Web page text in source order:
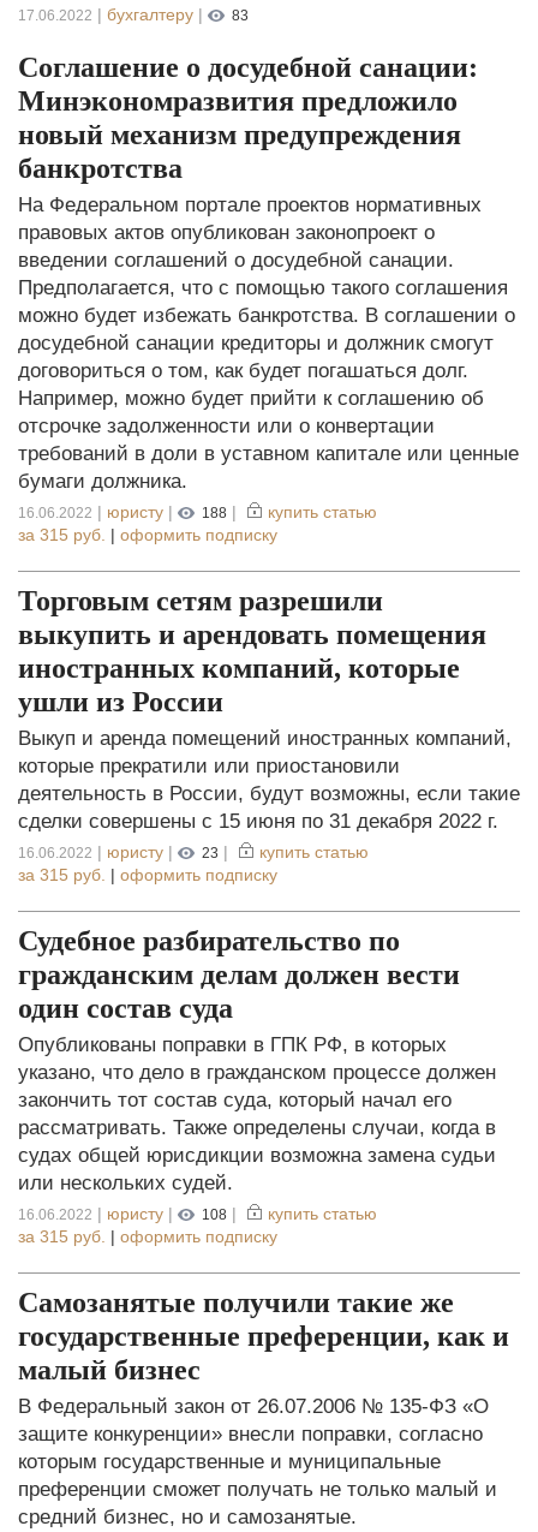
17.06.2022 | бухгалтеру | 83
Соглашение о досудебной санации:
Минэкономразвития предложило
новый механизм предупреждения
банкротства
На Федеральном портале проектов нормативных
правовых актов опубликован законопроект о
введении соглашений о досудебной санации.
Предполагается, что с помощью такого соглашения
можно будет избежать банкротства. В соглашении о
досудебной санации кредиторы и должник смогут
договориться о том, как будет погашаться долг.
Например, можно будет прийти к соглашению об
отсрочке задолженности или о конвертации
требований в доли в уставном капитале или ценные
бумаги должника.
16.06.2022 | юристу | 188 |
купить статью
за 315 руб. | оформить подписку
Торговым сетям разрешили
выкупить и арендовать помещения
иностранных компаний, которые
ушли из России
Выкуп и аренда помещений иностранных компаний,
которые прекратили или приостановили
деятельность в России, будут возможны, если такие
сделки совершены с 15 июня по 31 декабря 2022 г.
16.06.2022 | юристу | 23 |
купить статью
за 315 руб. | оформить подписку
Судебное разбирательство по
гражданским делам должен вести
один состав суда
Опубликованы поправки в ГПК РФ, в которых
указано, что дело в гражданском процессе должен
закончить тот состав суда, который начал его
рассматривать. Также определены случаи, когда в
судах общей юрисдикции возможна замена судьи
или нескольких судей.
16.06.2022 | юристу | 108 |
купить статью
за 315 руб. | оформить подписку
Самозанятые получили такие же
государственные преференции, как и
малый бизнес
В Федеральный закон от 26.07.2006 № 135-ФЗ «О
защите конкуренции» внесли поправки, согласно
которым государственные и муниципальные
преференции сможет получать не только малый и
средний бизнес, но и самозанятые.